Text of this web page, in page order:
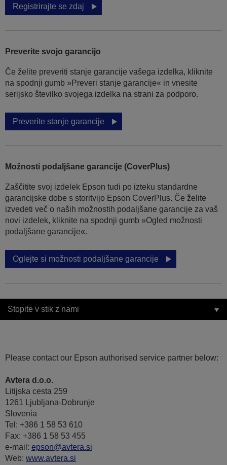
Registrirajte se zdaj
Preverite svojo garancijo
Če želite preveriti stanje garancije vašega izdelka, kliknite
na spodnji gumb »Preveri stanje garancije« in vnesite
serijsko številko svojega izdelka na strani za podporo.
Preverite stanje garancije
Možnosti podaljšane garancije (CoverPlus)
Zaščitite svoj izdelek Epson tudi po izteku standardne
garancijske dobe s storitvijo Epson CoverPlus. Če želite
izvedeti več o naših možnostih podaljšane garancije za vaš
novi izdelek, kliknite na spodnji gumb »Ogled možnosti
podaljšane garancije«.
Oglejte si možnosti podaljšane garancije
Stopite v stik z nami
Please contact our Epson authorised service partner below:
Avtera d.o.o.
Litijska cesta 259
1261 Ljubljana-Dobrunje
Slovenia
Tel: +386 1 58 53 610
Fax: +386 1 58 53 455
e-mail: epson@avtera.si
Web: www.avtera.si